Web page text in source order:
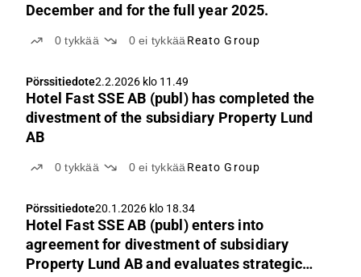
December and for the full year 2025.
0tykkää 0ei tykkää Reato Group
Pörssitiedote2.2.2026 klo 11.49
Hotel Fast SSE AB (publ) has completed the
divestment of the subsidiary Property Lund
AB
0tykkää 0ei tykkää Reato Group
Pörssitiedote20.1.2026 klo 18.34
Hotel Fast SSE AB (publ) enters into
agreement for divestment of subsidiary
Property Lund AB and evaluates strategic